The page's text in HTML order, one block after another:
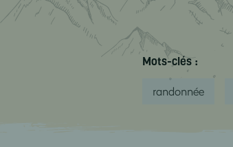
Mots-clés :
randonnée